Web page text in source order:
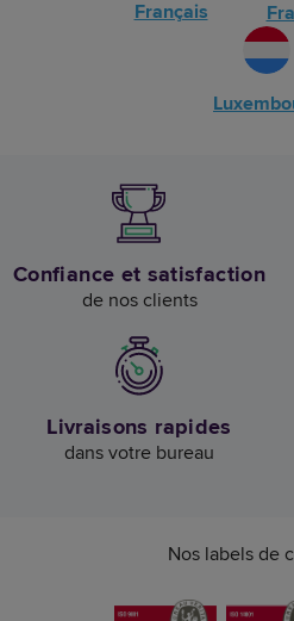
Français
Confiance et satisfaction
de nos clients
Livraisons rapides
dans votre bureau
Nos labels de